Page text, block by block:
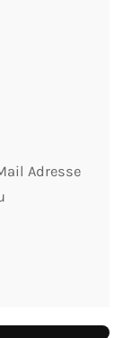
Adresse